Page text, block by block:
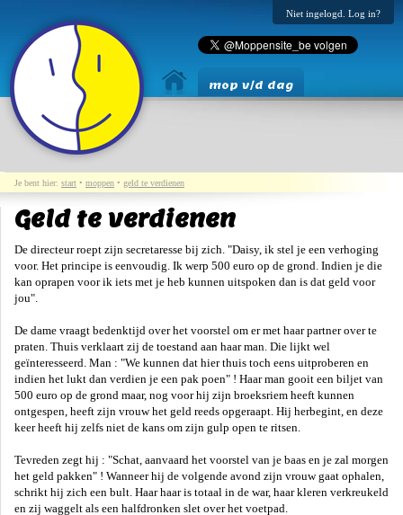
Niet ingelogd. Log in?
mop v/d dag
Je bent hier: start • moppen • geld te verdienen
Geld te verdienen
De directeur roept zijn secretaresse bij zich. "Daisy, ik stel je een verhoging
voor. Het principe is eenvoudig. Ik werp 500 euro op de grond. Indien je die
kan oprapen voor ik iets met je heb kunnen uitspoken dan is dat geld voor
jou".
De dame vraagt bedenktijd over het voorstel om er met haar partner over te
praten. Thuis verklaart zij de toestand aan haar man. Die lijkt wel
geïnteresseerd. Man : "We kunnen dat hier thuis toch eens uitproberen en
indien het lukt dan verdien je een pak poen" ! Haar man gooit een biljet van
500 euro op de grond maar, nog voor hij zijn broeksriem heeft kunnen
ontgespen, heeft zijn vrouw het geld reeds opgeraapt. Hij herbegint, en deze
keer heeft hij zelfs niet de kans om zijn gulp open te ritsen.
Tevreden zegt hij : "Schat, aanvaard het voorstel van je baas en je zal morgen
het geld pakken" ! Wanneer hij de volgende avond zijn vrouw gaat ophalen,
schrikt hij zich een bult. Haar haar is totaal in de war, haar kleren verkreukeld
en zij waggelt als een halfdronken slet over het voetpad.